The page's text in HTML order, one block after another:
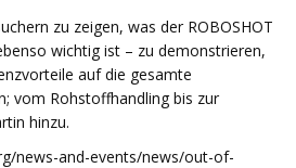
zu zeigen, was der ROBOSHOT
wichtig ist – zu demonstrieren,
auf die gesamte
vom Rohstoffhandling bis zur
hinzu.
news-and-events/news/out-of-